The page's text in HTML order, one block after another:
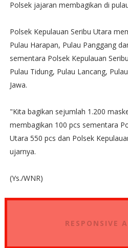
Polsek jajaran membagikan di
Polsek Kepulauan Seribu Utara
Pulau Harapan, Pulau Panggang
sementara Polsek Kepulauan
Pulau Tidung, Pulau Lancang,
Jawa.
"Kita bagikan sejumlah 1.200
membagikan 100 pcs sementara
Utara 550 pcs dan Polsek
ujarnya.
(Ys./WNR)
RESPONSIVE